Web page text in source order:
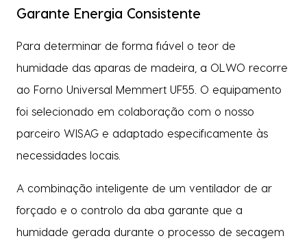
Garante Energia Consistente
Para determinar de forma fiável o teor de
humidade das aparas de madeira, a OLWO recorre
ao Forno Universal Memmert UF55. O equipamento
foi selecionado em colaboração com o nosso
parceiro WISAG e adaptado especificamente às
necessidades locais.
A combinação inteligente de um ventilador de ar
forçado e o controlo da aba garante que a
humidade gerada durante o processo de secagem